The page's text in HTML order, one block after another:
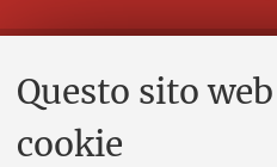
Questo sito
cookie
Contatti